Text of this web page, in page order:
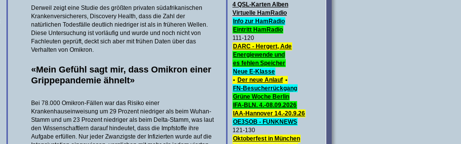
4 QSL-Karten Alben
Virtuelle HamRadio
Info zur HamRadio
Eintritt HamRadio
111-120
DARC - Hergert, Ade
Energiewende und
es fehlen Speicher
Neue E-Klasse
• Der neue Anlauf •
FN-Besucherrückgang
Grüne Woche Berlin
IFA-BLN. 4.-08.09.2026
IAA-Hannover 14.-20.9.26
OE3SOB - FUNKNEWS
121-130
Oktoberfest in München
Derweil zeigt eine Studie des größten privaten südafrikanischen
Krankenversicherers, Discovery Health, dass die Zahl der
natürlichen Todesfälle deutlich niedriger ist als in früheren Wellen.
Diese Untersuchung ist vorläufig und wurde und noch nicht von
Fachleuten geprüft, deckt sich aber mit frühen Daten über das
Verhalten von Omikron.
«Mein Gefühl sagt mir, dass Omikron einer
Grippepandemie ähnelt»
Bei 78.000 Omikron-Fällen war das Risiko einer
Krankenhauseinweisung um 29 Prozent niedriger als beim Wuhan-
Stamm und um 23 Prozent niedriger als beim Delta-Stamm, was laut
den Wissenschaftlern darauf hindeutet, dass die Impfstoffe ihre
Aufgabe erfüllen. Nur jeder Zwanzigste der Infizierten wurde auf die